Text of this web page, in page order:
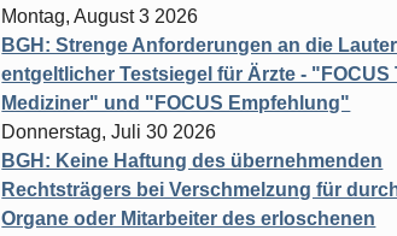
Montag, August 3 2026
BGH: Strenge Anforderungen an die
entgeltlicher Testsiegel für Ärzte - "FOCUS
Mediziner" und "FOCUS Empfehlung"
Donnerstag, Juli 30 2026
BGH: Keine Haftung des übernehmenden
Rechtsträgers bei Verschmelzung für
Organe oder Mitarbeiter des erloschenen